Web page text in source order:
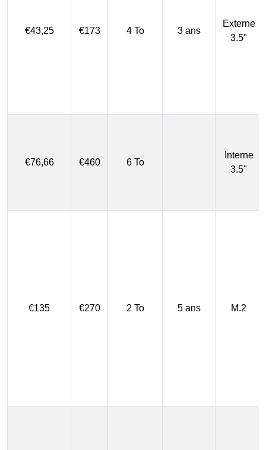
€43,25 €173 4 To 3 ans
Externe
3.5"
€76,66 €460 6 To
Interne
3.5"
€135 €270 2 To 5 ans M.2